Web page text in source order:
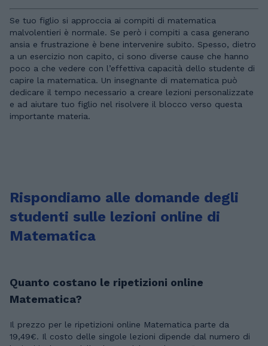
Se tuo figlio si approccia ai compiti di matematica
malvolentieri è normale. Se però i compiti a casa generano
ansia e frustrazione è bene intervenire subito. Spesso, dietro
a un esercizio non capito, ci sono diverse cause che hanno
poco a che vedere con l’effettiva capacità dello studente di
capire la matematica. Un insegnante di matematica può
dedicare il tempo necessario a creare lezioni personalizzate
e ad aiutare tuo figlio nel risolvere il blocco verso questa
importante materia.
Rispondiamo alle domande degli
studenti sulle lezioni online di
Matematica
Quanto costano le ripetizioni online
Matematica?
Il prezzo per le ripetizioni online Matematica parte da
19,49€. Il costo delle singole lezioni dipende dal numero di